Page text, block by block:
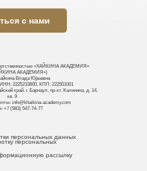
с нами
персональных данных
персональных
рассылку
«ХАЙКИНА АКАДЕМИЯ»
АКАДЕМИЯ»)
Влада Юрьевна
2225233600, КПП: 222501001
край, г. Барнаул, пр-кт. Калинина, д. 14,
кв. 9
info@khaikina-academy.com
+7 (983) 547-74-77